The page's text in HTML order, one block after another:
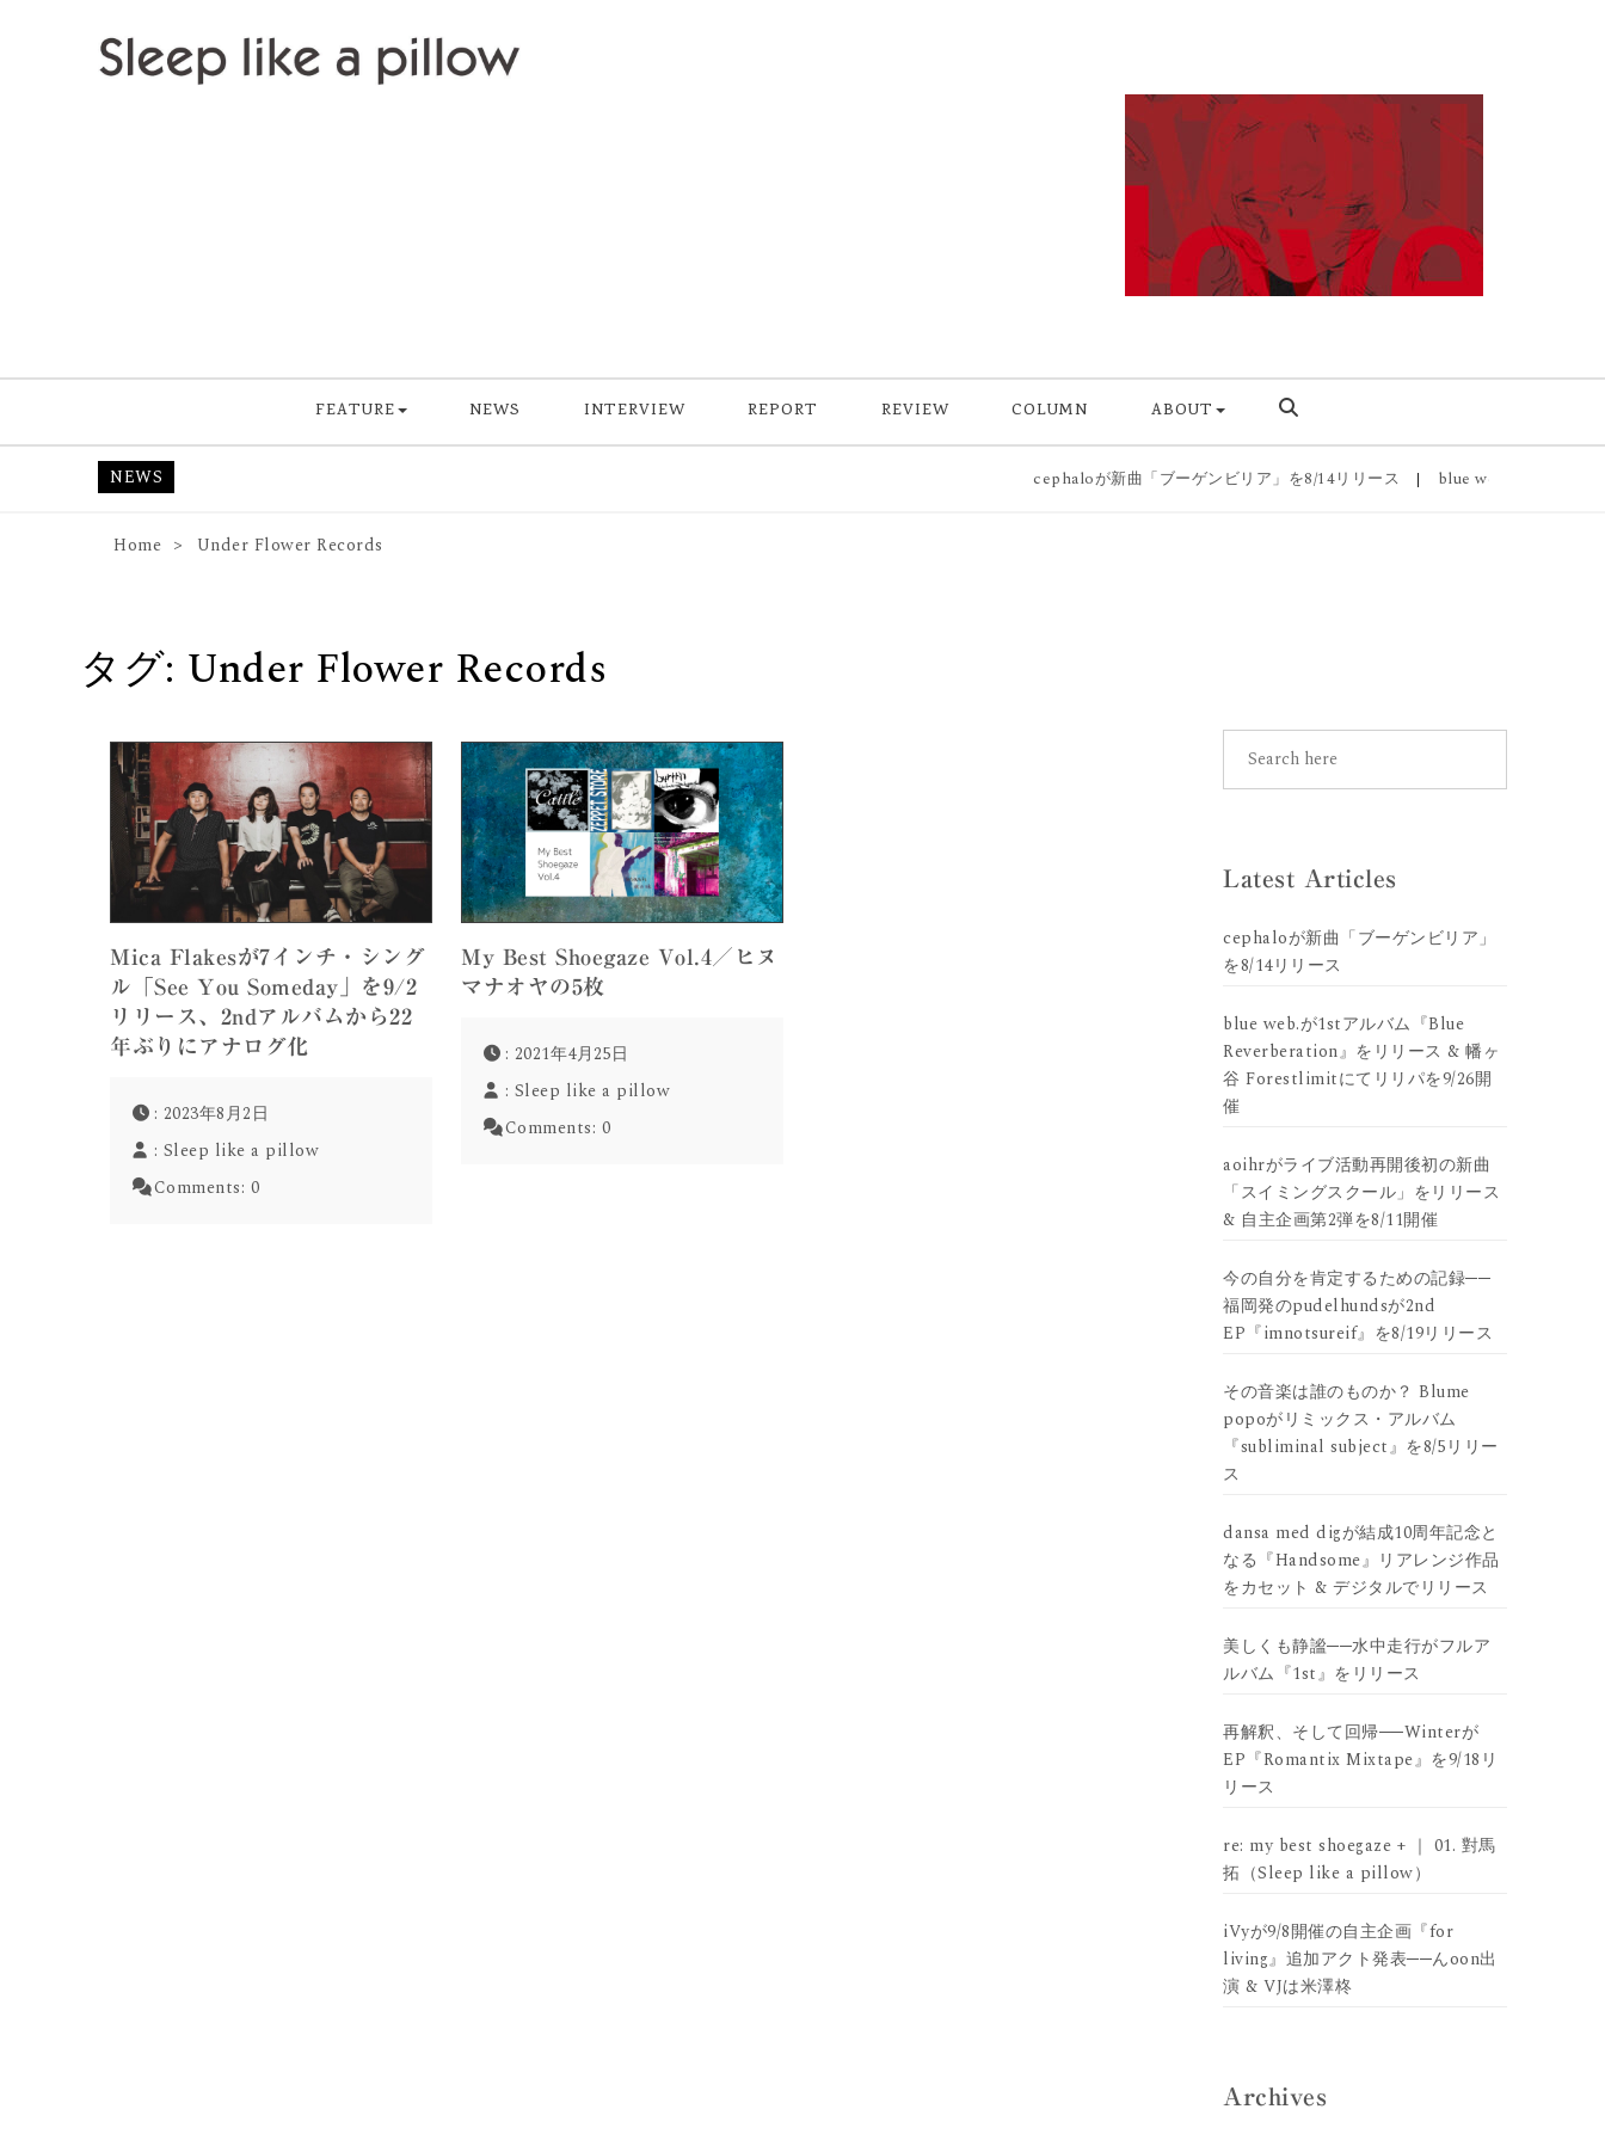
Skip to content
FEATURE NEWS INTERVIEW REPORT REVIEW COLUMN ABOUT
NEWS cephaloが新曲「ブーゲンビリア」を8/14リリース | blue web.が1stアルバム
Home Under Flower Records
タグ: Under Flower Records
Mica Flakesが7インチ・シング
ル「See You Someday」を9/2
リリース、2ndアルバムから22
年ぶりにアナログ化
: 2023年8月2日
: Sleep like a pillow
Comments: 0
My Best Shoegaze Vol.4／ヒヌ
マナオヤの5枚
: 2021年4月25日
: Sleep like a pillow
Comments: 0
Latest Articles
cephaloが新曲「ブーゲンビリア」
を8/14リリース
blue web.が1stアルバム『Blue
Reverberation』をリリース & 幡ヶ
谷 Forestlimitにてリリパを9/26開
催
aoihrがライブ活動再開後初の新曲
「スイミングスクール」をリリース
& 自主企画第2弾を8/11開催
今の自分を肯定するための記録──
福岡発のpudelhundsが2nd
EP『imnotsureif』を8/19リリース
その音楽は誰のものか？ Blume
popoがリミックス・アルバム
『subliminal subject』を8/5リリー
ス
dansa med digが結成10周年記念と
なる『Handsome』リアレンジ作品
をカセット & デジタルでリリース
美しくも静謐──水中走行がフルア
ルバム『1st』をリリース
再解釈、そして回帰──Winterが
EP『Romantix Mixtape』を9/18リ
リース
re: my best shoegaze + ｜ 01. 對馬
拓（Sleep like a pillow）
iVyが9/8開催の自主企画『for
living』追加アクト発表──んoon出
演 & VJは米澤柊
Archives